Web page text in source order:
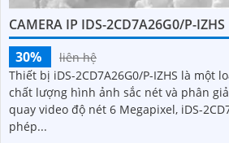
CAMERA IP IDS-2CD7A26G0/P-IZHS
30%
liên hệ
Thiết bị iDS-2CD7A26G0/P-IZHS là một
chất lượng hình ảnh sắc nét và phân giải cao. Với
quay video độ nét 6 Megapixel, iDS-
phép...